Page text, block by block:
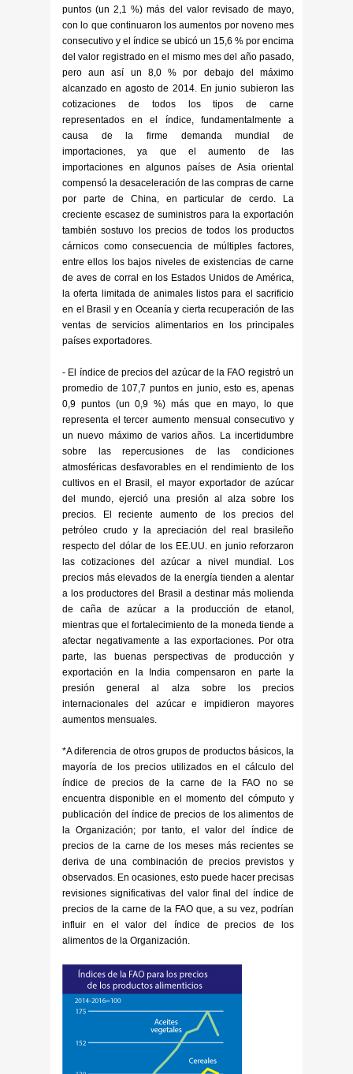
puntos (un 2,1 %) más del valor revisado de mayo,
con lo que continuaron los aumentos por noveno mes
consecutivo y el índice se ubicó un 15,6 % por encima
del valor registrado en el mismo mes del año pasado,
pero aun así un 8,0 % por debajo del máximo
alcanzado en agosto de 2014. En junio subieron las
cotizaciones de todos los tipos de carne
representados en el índice, fundamentalmente a
causa de la firme demanda mundial de
importaciones, ya que el aumento de las
importaciones en algunos países de Asia oriental
compensó la desaceleración de las compras de carne
por parte de China, en particular de cerdo. La
creciente escasez de suministros para la exportación
también sostuvo los precios de todos los productos
cárnicos como consecuencia de múltiples factores,
entre ellos los bajos niveles de existencias de carne
de aves de corral en los Estados Unidos de América,
la oferta limitada de animales listos para el sacrificio
en el Brasil y en Oceanía y cierta recuperación de las
ventas de servicios alimentarios en los principales
países exportadores.
- El índice de precios del azúcar de la FAO registró un
promedio de 107,7 puntos en junio, esto es, apenas
0,9 puntos (un 0,9 %) más que en mayo, lo que
representa el tercer aumento mensual consecutivo y
un nuevo máximo de varios años. La incertidumbre
sobre las repercusiones de las condiciones
atmosféricas desfavorables en el rendimiento de los
cultivos en el Brasil, el mayor exportador de azúcar
del mundo, ejerció una presión al alza sobre los
precios. El reciente aumento de los precios del
petróleo crudo y la apreciación del real brasileño
respecto del dólar de los EE.UU. en junio reforzaron
las cotizaciones del azúcar a nivel mundial. Los
precios más elevados de la energía tienden a alentar
a los productores del Brasil a destinar más molienda
de caña de azúcar a la producción de etanol,
mientras que el fortalecimiento de la moneda tiende a
afectar negativamente a las exportaciones. Por otra
parte, las buenas perspectivas de producción y
exportación en la India compensaron en parte la
presión general al alza sobre los precios
internacionales del azúcar e impidieron mayores
aumentos mensuales.
*A diferencia de otros grupos de productos básicos, la
mayoría de los precios utilizados en el cálculo del
índice de precios de la carne de la FAO no se
encuentra disponible en el momento del cómputo y
publicación del índice de precios de los alimentos de
la Organización; por tanto, el valor del índice de
precios de la carne de los meses más recientes se
deriva de una combinación de precios previstos y
observados. En ocasiones, esto puede hacer precisas
revisiones significativas del valor final del índice de
precios de la carne de la FAO que, a su vez, podrían
influir en el valor del índice de precios de los
alimentos de la Organización.